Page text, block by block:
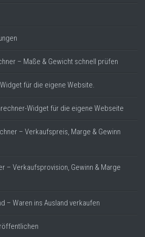
– Maße & Gewicht schnell prüfen
für die eigene Website.
Widget für die eigene Webseite
– Verkaufspreis, Marge & Gewinn
– Verkaufsprovision, Gewinn & Marge
– Waren ins Ausland verkaufen